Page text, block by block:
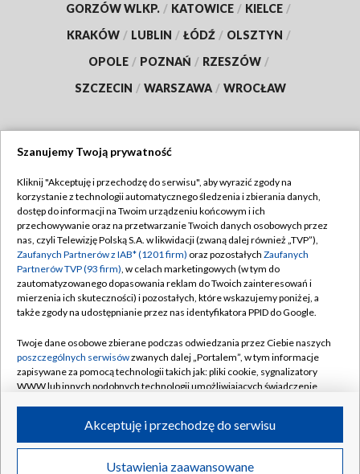
GORZÓW WLKP. / KATOWICE / KIELCE /
KRAKÓW / LUBLIN / ŁÓDŹ / OLSZTYN /
OPOLE / POZNAŃ / RZESZÓW /
SZCZECIN / WARSZAWA / WROCŁAW
TVP
Abonament TVP
Emisja w TVP
Centrum informacji TVP
Naziemna Telewizja Cyfrowa
Rada Programowa
System NOS
Informacje o nadawcy
Program dla prasy
Regulamin TVP
Polityka prywatności
Moje zgody
Pomoc
Kontakt
Kanały
©2026 Telewizja Polska S.A. w likwidacji
Szanujemy Twoją prywatność
Kliknij "Akceptuję i przechodzę do serwisu", aby wyrazić zgody na
korzystanie z technologii automatycznego śledzenia i zbierania danych,
dostęp do informacji na Twoim urządzeniu końcowym i ich
przechowywanie oraz na przetwarzanie Twoich danych osobowych przez
nas, czyli Telewizję Polską S.A. w likwidacji (zwaną dalej również „TVP”),
Zaufanych Partnerów z IAB* (1201 firm) oraz pozostałych Zaufanych
Partnerów TVP (93 firm), w celach marketingowych (w tym do
zautomatyzowanego dopasowania reklam do Twoich zainteresowań i
mierzenia ich skuteczności) i pozostałych, które wskazujemy poniżej, a
także zgody na udostępnianie przez nas identyfikatora PPID do Google.
Twoje dane osobowe zbierane podczas odwiedzania przez Ciebie naszych
poszczególnych serwisówzwanych dalej „Portalem”, w tym informacje
zapisywane za pomocą technologii takich jak: pliki cookie, sygnalizatory
WWW lub innych podobnych technologii umożliwiających świadczenie
ruchu w Internecie.
Twoje dane osobowe zbierane podczas odwiedzania przez Ciebie
Ustawienia zaawansowane
Akceptuję i przechodzę do serwisu